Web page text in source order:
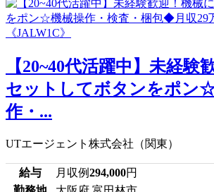
【20~40代活躍中】未経験
セットしてボタンをポン
作・...
UTエージェント株式会社（関東）
給与 月収例294,000円